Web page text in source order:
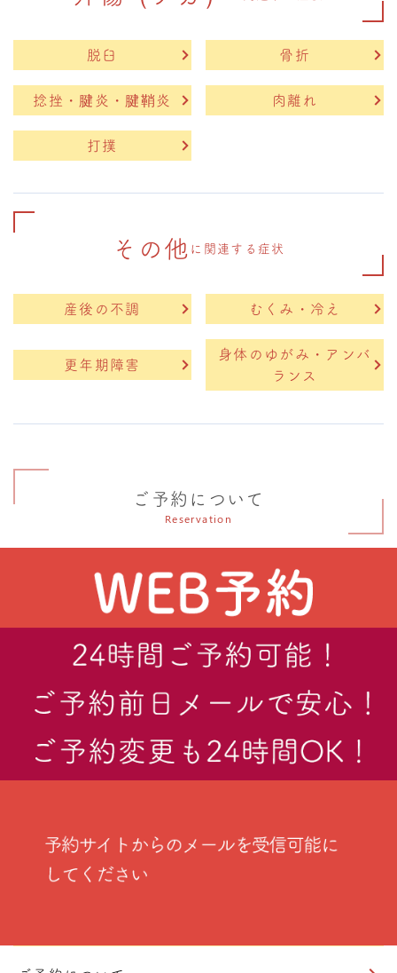
脱臼 骨折
捻挫・腱炎・腱鞘炎 肉離れ
打撲
その他 に関連する症状
産後の不調 むくみ・冷え
更年期障害
身体のゆがみ・アンバ
ランス
ご予約について
Reservation